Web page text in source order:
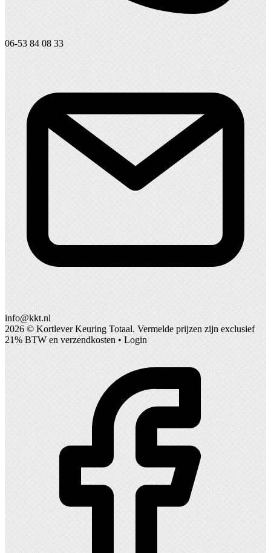
06-53 84 08 33
info@kkt.nl
2026 © Kortlever Keuring Totaal. Vermelde prijzen zijn exclusief
21% BTW en verzendkosten • Login